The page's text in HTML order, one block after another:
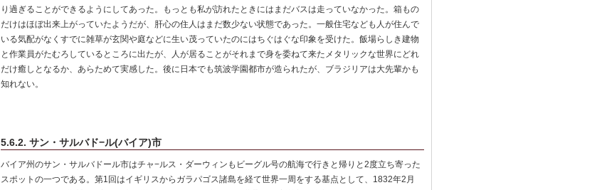
り過ぎることができるようにしてあった。もっとも私が訪れたときにはまだバスは走っていなかった。箱もの
だけはほぼ出来上がっていたようだが、肝心の住人はまだ数少ない状態であった。一般住宅なども人が住んで
いる気配がなくすでに雑草が玄関や庭などに生い茂っていたのにはちぐはぐな印象を受けた。飯場らしき建物
と作業員がたむろしているところに出たが、人が居ることがそれまで身を委ねて来たメタリックな世界にどれ
だけ癒しとなるか、あらためて実感した。後に日本でも筑波学園都市が造られたが、ブラジリアは大先輩かも
知れない。
5.6.2. サン・サルバド−ル(バイア)市
バイア州のサン・サルバドール市はチャ−ルス・ダーウィンもビーグル号の航海で行きと帰りと2度立ち寄った
スポットの一つである。第1回はイギリスからガラパゴス諸島を経て世界一周をする基点として、1832年2月